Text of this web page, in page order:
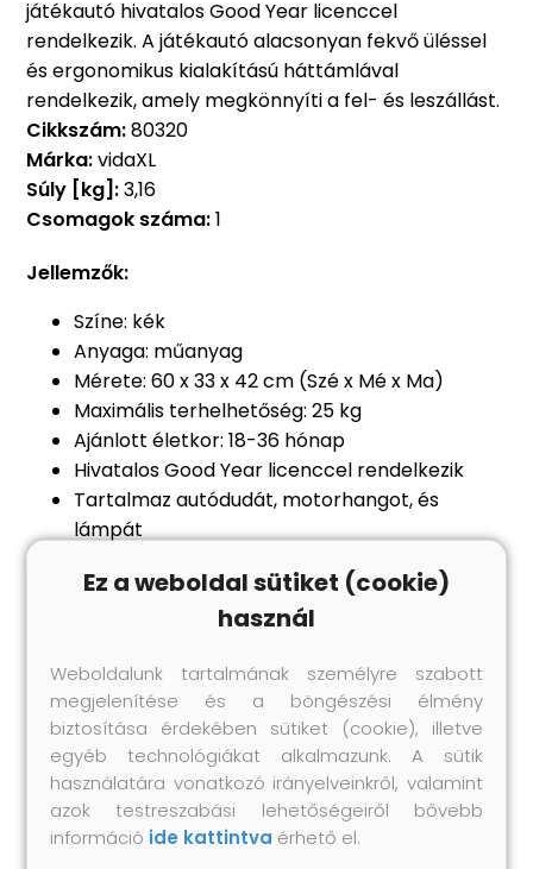
játékautó hivatalos Good Year licenccel
rendelkezik. A játékautó alacsonyan fekvő üléssel
és ergonomikus kialakítású háttámlával
rendelkezik, amely megkönnyíti a fel- és leszállást.
Cikkszám:80320
Márka:vidaXL
Súly [kg]:3,16
Csomagok száma:1
Jellemzők:
Színe: kék
Anyaga: műanyag
Mérete: 60 x 33 x 42 cm (Szé x Mé x Ma)
Maximális terhelhetőség: 25 kg
Ajánlott életkor: 18-36 hónap
Hivatalos Good Year licenccel rendelkezik
Tartalmaz autódudát, motorhangot, és
lámpát
Szükséges elem: 2 db AA-elem (nem része a
FIGYELMEZTETÉS: Csak felnőtt közvetlen
felügyelete mellett használható!
FIGYELMEZTETÉS: Védőfelszereléssel
használandó! Közúti forgalomban nem
szabad használni!
Ez a weboldal sütiket (cookie)
használ
Weboldalunk tartalmának személyre szabott
megjelenítése és a böngészési élmény
biztosítása érdekében sütiket (cookie), illetve
egyéb technológiákat alkalmazunk. A sütik
használatára vonatkozó irányelveinkről, valamint
azok testreszabási lehetőségeiről bővebb
információ ide kattintva érhető el.